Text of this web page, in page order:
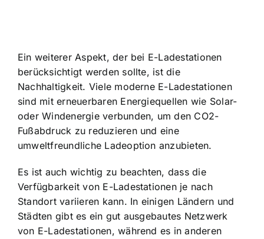
Ein weiterer Aspekt, der bei E-Ladestationen
berücksichtigt werden sollte, ist die
Nachhaltigkeit. Viele moderne E-Ladestationen
sind mit erneuerbaren Energiequellen wie Solar-
oder Windenergie verbunden, um den CO2-
Fußabdruck zu reduzieren und eine
umweltfreundliche Ladeoption anzubieten.
Es ist auch wichtig zu beachten, dass die
Verfügbarkeit von E-Ladestationen je nach
Standort variieren kann. In einigen Ländern und
Städten gibt es ein gut ausgebautes Netzwerk
von E-Ladestationen, während es in anderen